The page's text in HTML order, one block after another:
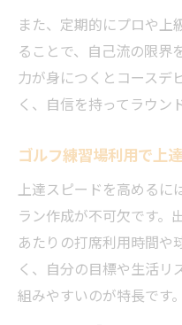
由
反復練習がフ
ゴルフ練習場
練習メニューの
また、定期的にプロや上
ることで、自己流の限界
力が身につくとコースデ
く、自信を持ってラウン
ゴルフ練習場利用で上
上達スピードを高めるに
ラン作成が不可欠です。
あたりの打席利用時間や
く、自分の目標や生活リ
組みやすいのが特長です。